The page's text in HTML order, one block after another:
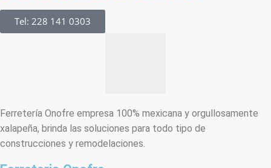
Tel: 228 141 0303
Ferretería Onofre empresa 100% mexicana y orgullosamente
xalapeña, brinda las soluciones para todo tipo de
construcciones y remodelaciones.